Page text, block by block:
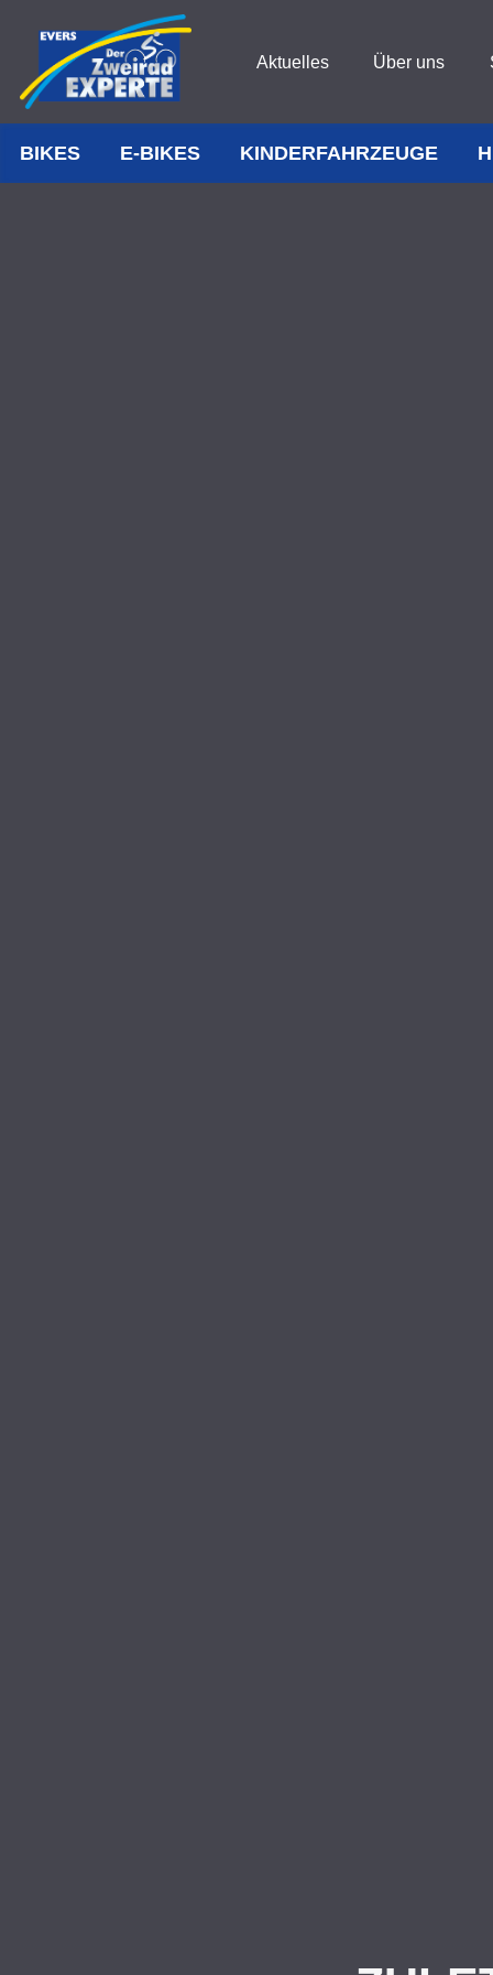
Aktuelles Über uns
BIKES E-BIKES KINDERFAHRZEUGE